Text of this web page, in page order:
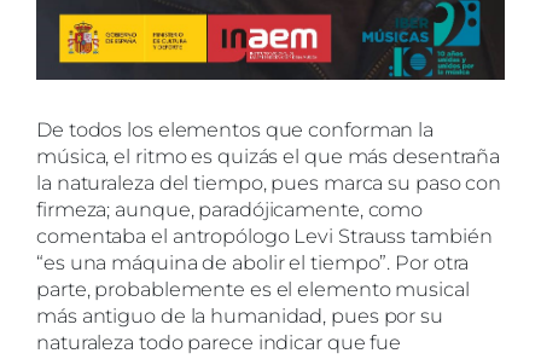
De todos los elementos que conforman la
música, el ritmo es quizás el que más desentraña
la naturaleza del tiempo, pues marca su paso con
firmeza; aunque, paradójicamente, como
comentaba el antropólogo Levi Strauss también
“es una máquina de abolir el tiempo”. Por otra
parte, probablemente es el elemento musical
más antiguo de la humanidad, pues por su
naturaleza todo parece indicar que fue